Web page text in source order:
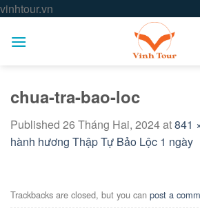
vinhtour.vn
chua-tra-bao-loc
Published 26 Tháng Hai, 2024at841
hành hương Thập Tự Bảo Lộc 1 ngày
Trackbacks are closed, but you can post a